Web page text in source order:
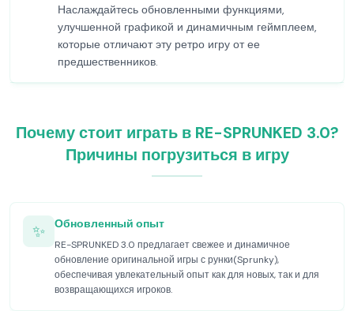
Наслаждайтесь обновленными функциями,
улучшенной графикой и динамичным геймплеем,
которые отличают эту ретро игру от ее
предшественников.
Почему стоит играть в RE-SPRUNKED 3.0?
Причины погрузиться в игру
✨ Обновленный опыт
RE-SPRUNKED 3.0 предлагает свежее и динамичное
обновление оригинальной игры с рунки(Sprunky),
обеспечивая увлекательный опыт как для новых, так и для
возвращающихся игроков.